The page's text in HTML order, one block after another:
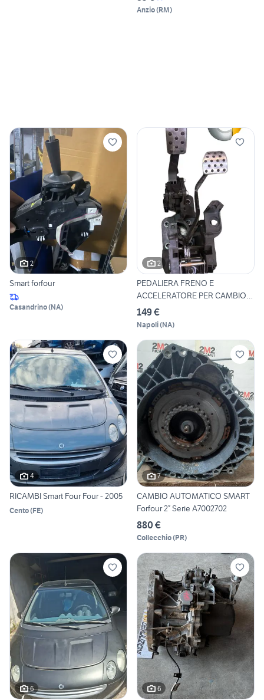
Anzio(RM)
2
Smart forfour
Casandrino(NA)
2
PEDALIERA FRENO E
ACCELERATORE PER CAMBIO
AUTOMATI
149 €
Napoli(NA)
4
RICAMBI Smart Four Four - 2005
Cento(FE)
7
CAMBIO AUTOMATICO SMART
Forfour 2° Serie A7002702
880 €
Collecchio(PR)
6 6